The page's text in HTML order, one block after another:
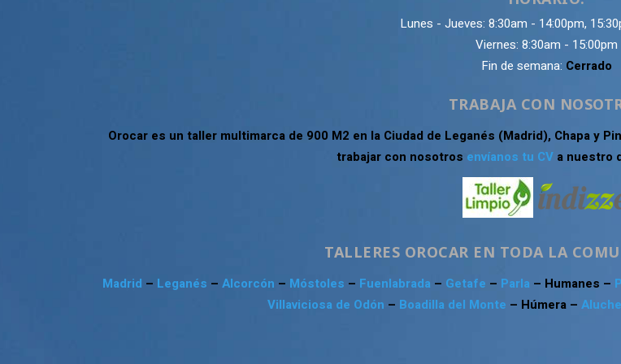
Lunes - Jueves: 8:30am - 14:00pm,
Viernes: 8:30am - 15:00pm
Fin de semana: Cerrado
TRABAJA CON
Orocar es un taller multimarca de 900 M2 en la Ciudad de Leganés (Madrid), Chapa y
trabajar con nosotros envíanos tu CVa nuestro
TALLERES OROCAR EN TODA LA
Madrid – Leganés – Alcorcón – Móstoles – Fuenlabrada – Getafe – Parla – Humanes –
Villaviciosa de Odón – Boadilla del Monte – Húmera – Aluche